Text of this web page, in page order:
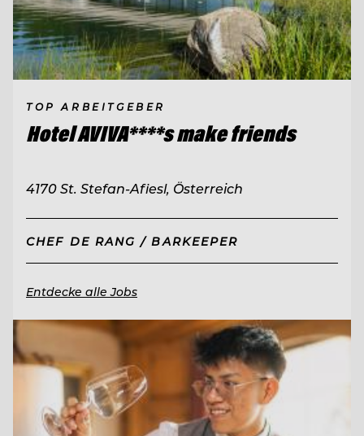
TOP ARBEITGEBER
Hotel AVIVA****s make friends
4170 St. Stefan-Afiesl, Österreich
CHEF DE RANG / BARKEEPER
Entdecke alle Jobs